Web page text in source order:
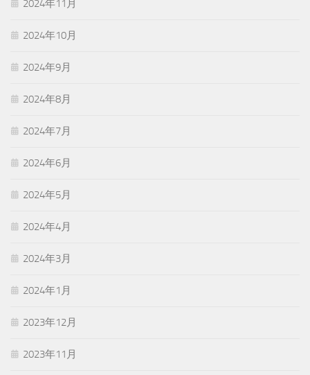
2024年11月
2024年10月
2024年9月
2024年8月
2024年7月
2024年6月
2024年5月
2024年4月
2024年3月
2024年1月
2023年12月
2023年11月